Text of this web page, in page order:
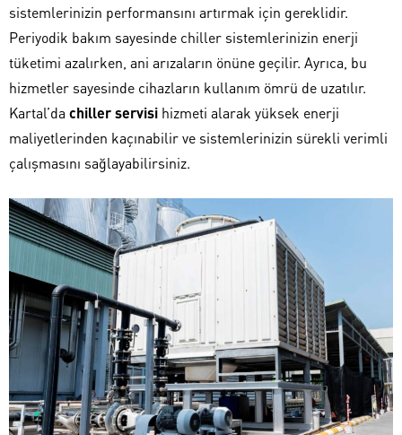
sistemlerinizin performansını artırmak için gereklidir.
Periyodik bakım sayesinde chiller sistemlerinizin enerji
tüketimi azalırken, ani arızaların önüne geçilir. Ayrıca, bu
hizmetler sayesinde cihazların kullanım ömrü de uzatılır.
Kartal’da chiller servisi hizmeti alarak yüksek enerji
maliyetlerinden kaçınabilir ve sistemlerinizin sürekli verimli
çalışmasını sağlayabilirsiniz.